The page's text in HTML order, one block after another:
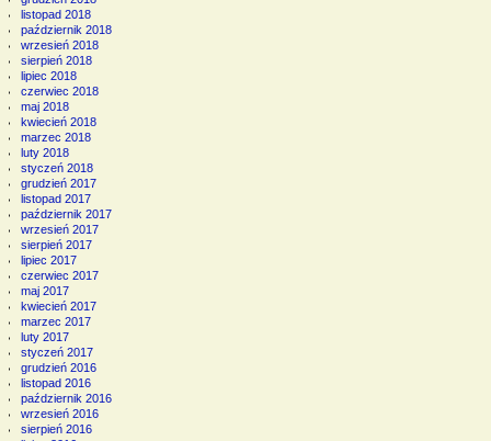
listopad 2018
październik 2018
wrzesień 2018
sierpień 2018
lipiec 2018
czerwiec 2018
maj 2018
kwiecień 2018
marzec 2018
luty 2018
styczeń 2018
grudzień 2017
listopad 2017
październik 2017
wrzesień 2017
sierpień 2017
lipiec 2017
czerwiec 2017
maj 2017
kwiecień 2017
marzec 2017
luty 2017
styczeń 2017
grudzień 2016
listopad 2016
październik 2016
wrzesień 2016
sierpień 2016